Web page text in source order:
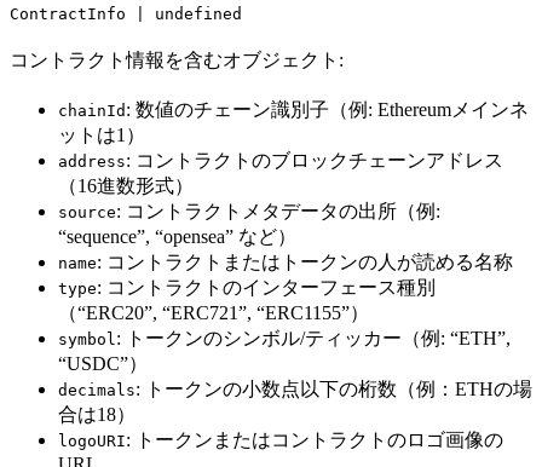
ContractInfo | undefined
コントラクト情報を含むオブジェクト:
chainId : 数値のチェーン識別子（例: Ethereumメインネ
ットは1）
address: コントラクトのブロックチェーンアドレス
（16進数形式）
source: コントラクトメタデータの出所（例:
“sequence”, “opensea” など）
name: コントラクトまたはトークンの人が読める名称
type: コントラクトのインターフェース種別
（“ERC20”, “ERC721”, “ERC1155”）
symbol: トークンのシンボル/ティッカー（例: “ETH”,
“USDC”）
decimals: トークンの小数点以下の桁数（例：ETHの場
合は18）
logoURI: トークンまたはコントラクトのロゴ画像の